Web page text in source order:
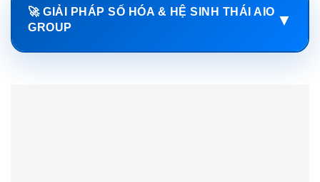
🚀 GIẢI PHÁP SỐ HÓA & HỆ SINH THÁI AIO
GROUP
▼